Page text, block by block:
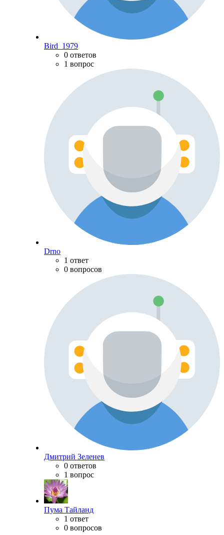
Bird_1979
0 ответов
1 вопрос
Drno
1 ответ
0 вопросов
Дмитрий Зеленев
0 ответов
1 вопрос
Пума Тайланд
1 ответ
0 вопросов